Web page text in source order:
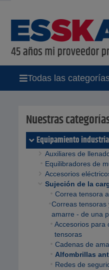
Todas las
Nuestras
Equipamiento
Auxiliares de
Equilibradores de
Accesorios
Sujeción de la
Correa tensora
Correas tensoras
amarre - de una
Accesorios para
tensoras
Cadenas de
Alfombrillas
Redes de